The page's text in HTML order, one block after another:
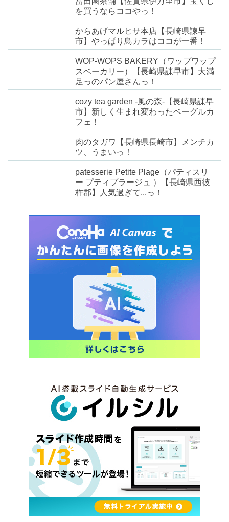
を買うならココやっ！
からあげマルヒサ本店【長崎県諫早
市】やっぱり鳥カラはココが一番！
WOP-WOPS BAKERY（ワップワップ
スベーカリー）【長崎県諌早市】大満
足っのパン屋さんっ！
cozy tea garden -風の森-【長崎県諌早
市】新しく生まれ変わったベーグルカ
フェ！
肉のタガワ【長崎県長崎市】メンチカ
ツ、うまいっ！
patesserie Petite Plage（パティスリ
ー プティプラージュ ）【長崎県西彼
杵郡】人気過ぎて...っ！